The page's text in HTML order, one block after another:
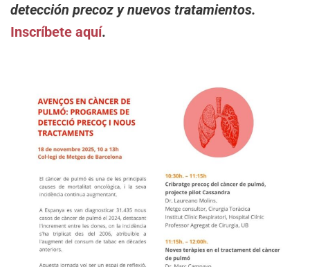
detección precoz y nuevos tratamientos.
Inscríbete aquí.